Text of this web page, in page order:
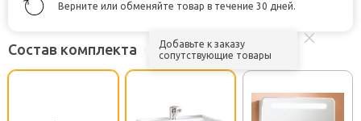
Верните или обменяйте товар в течение 30 дней.
Состав комплекта
Добавьте к заказу
сопутствующие товары